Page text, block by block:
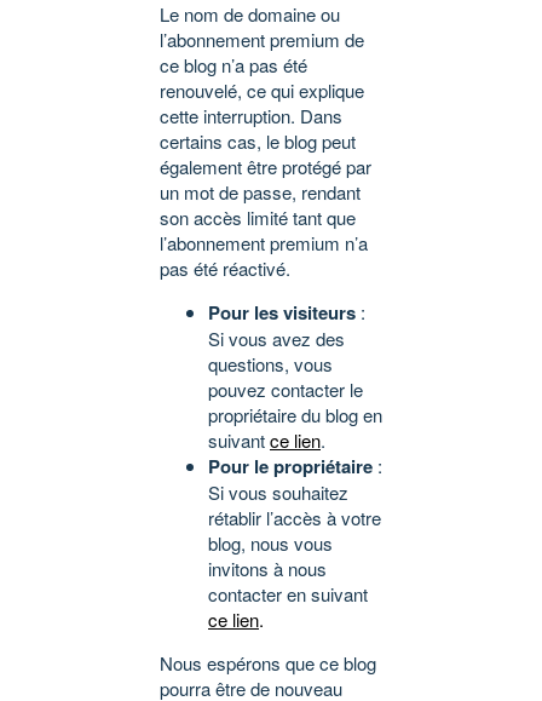
Le nom de domaine ou
l’abonnement premium de
ce blog n’a pas été
renouvelé, ce qui explique
cette interruption. Dans
certains cas, le blog peut
également être protégé par
un mot de passe, rendant
son accès limité tant que
l’abonnement premium n’a
pas été réactivé.
Pour les visiteurs :
Si vous avez des
questions, vous
pouvez contacter le
propriétaire du blog en
suivantce lien.
Pour le propriétaire :
Si vous souhaitez
rétablir l’accès à votre
blog, nous vous
invitons à nous
contacter en suivant
ce lien.
Nous espérons que ce blog
pourra être de nouveau